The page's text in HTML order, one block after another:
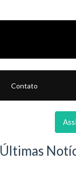
Contato
Últimas